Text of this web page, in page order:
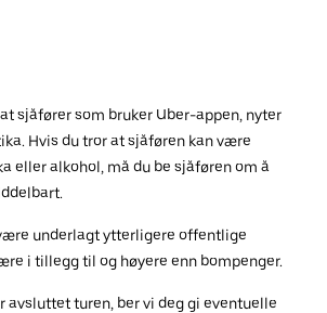
sjåfører som bruker Uber-appen, nyter
Hvis du tror at sjåføren kan være
eller alkohol, må du be sjåføren om å
underlagt ytterligere offentlige
i tillegg til og høyere enn bompenger.
avsluttet turen, ber vi deg gi eventuelle